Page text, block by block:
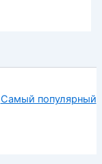
Самый популярный